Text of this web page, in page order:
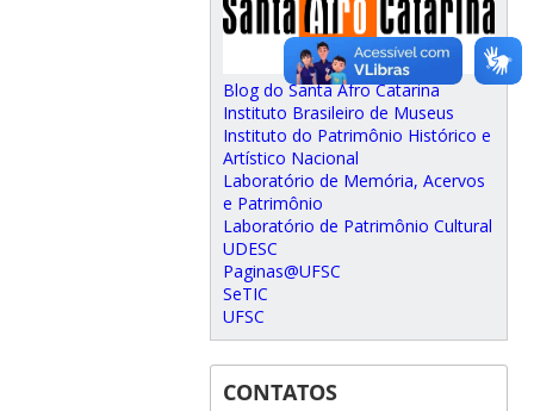
Blog do Santa Afro Catarina
Instituto Brasileiro de Museus
Instituto do Patrimônio Histórico e
Artístico Nacional
Laboratório de Memória, Acervos
e Patrimônio
Laboratório de Patrimônio Cultural
UDESC
Paginas@UFSC
SeTIC
UFSC
CONTATOS